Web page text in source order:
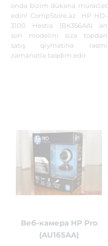
onda bizim dükana müraciət
edin! CompStore.az HP HD-
3100 Hestia (BK356AA) ən
son modelini sizə topdan
satış qiymətinə rəsmi
zəmanətlə təqdim edir.
Веб-камера HP Pro
(AU165AA)